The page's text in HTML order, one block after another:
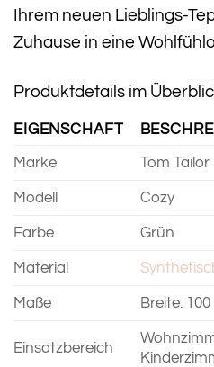
Ihrem neuen Lieblings-
Zuhause in eine
Produktdetails im
EIGENSCHAFT
Marke Tom Tailor
Modell Cozy
Farbe Grün
Material
Maße Breite:
Einsatzbereich